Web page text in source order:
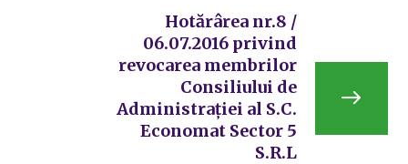
Hotărârea nr.8 /
06.07.2016 privind
revocarea membrilor
Consiliului de
Administrației al S.C.
Economat Sector 5
S.R.L